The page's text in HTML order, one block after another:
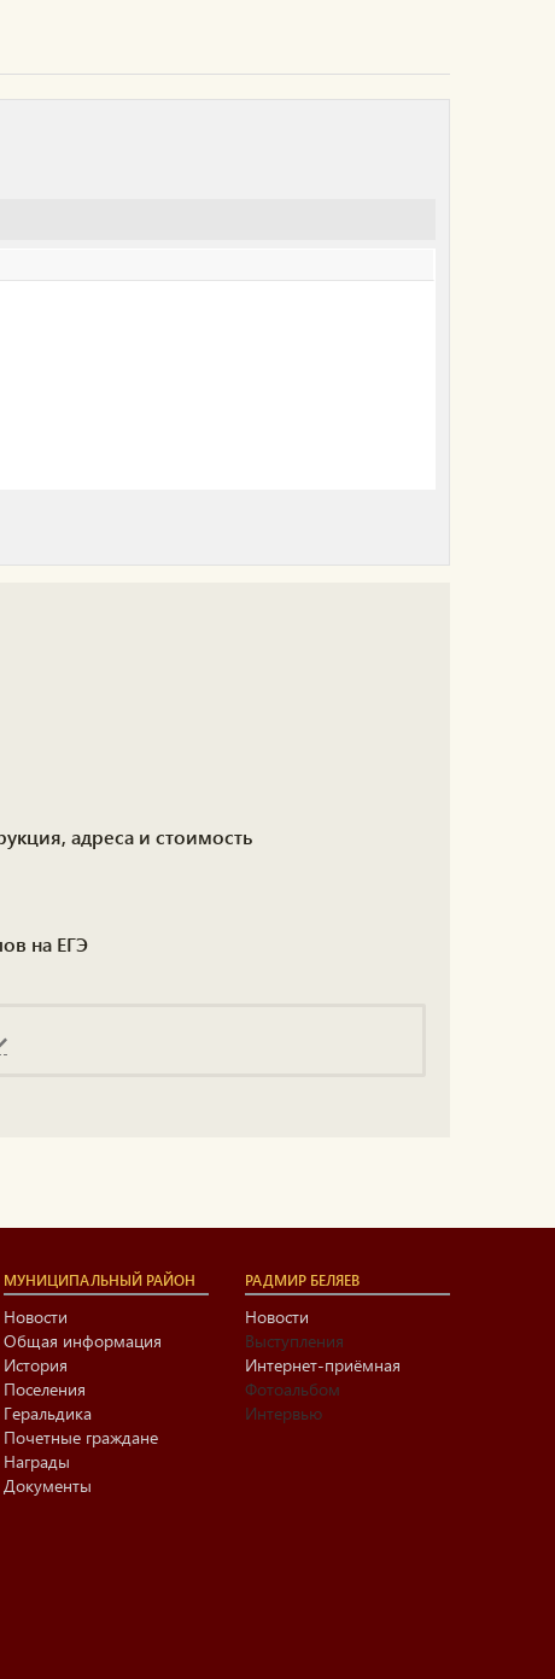
адреса и стоимость
на ЕГЭ
МУНИЦИПАЛЬНЫЙ РАЙОН
Новости
Общая информация
История
Поселения
Геральдика
Почетные граждане
Награды
Документы
РАДМИР БЕЛЯЕВ
Новости
Выступления
Интернет-приёмная
Фотоальбом
Интервью